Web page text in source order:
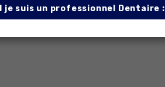
permettent un fraisage net de
je suis un professionnel Dentaire